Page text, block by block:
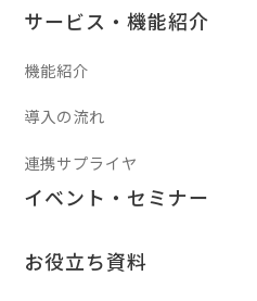
サービス・機能紹介
機能紹介
導入の流れ
連携サプライヤ
イベント・セミナー
お役立ち資料